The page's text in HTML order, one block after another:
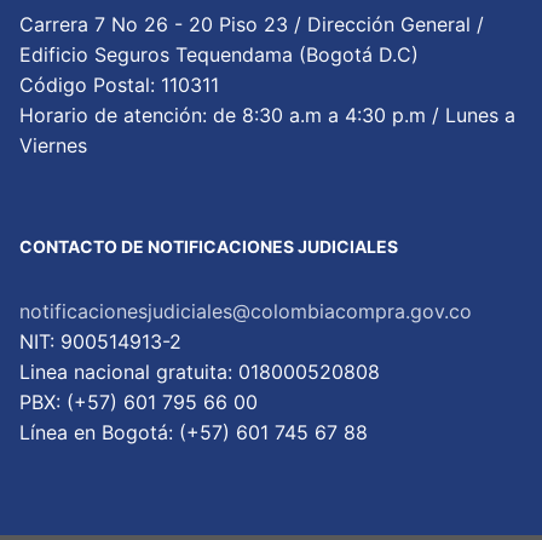
Carrera 7 No 26 - 20 Piso 23 / Dirección General /
Edificio Seguros Tequendama (Bogotá D.C)
Código Postal: 110311
Horario de atención: de 8:30 a.m a 4:30 p.m / Lunes a
Viernes
CONTACTO DE NOTIFICACIONES JUDICIALES
notificacionesjudiciales@colombiacompra.gov.co
NIT: 900514913-2
Linea nacional gratuita: 018000520808
PBX: (+57) 601 795 66 00
Lí­nea en Bogotá: (+57) 601 745 67 88